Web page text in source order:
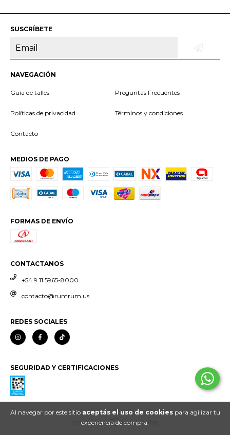
Al navegar por este sitio aceptás el uso de cookiespara agilizar tu
experiencia de compra.
SUSCRÍBETE
NAVEGACIÓN
Guía de talles Preguntas Frecuentes
Políticas de privacidad Términos y condiciones
Contacto
MEDIOS DE PAGO
FORMAS DE ENVÍO
CONTACTANOS
+54 9 11 5965-8000
contacto@rumrum.us
REDES SOCIALES
SEGURIDAD Y CERTIFICACIONES